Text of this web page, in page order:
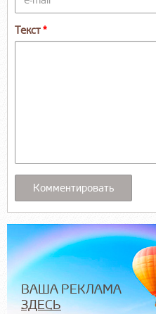
Текст
ВАША РЕКЛАМА
ЗДЕСЬ